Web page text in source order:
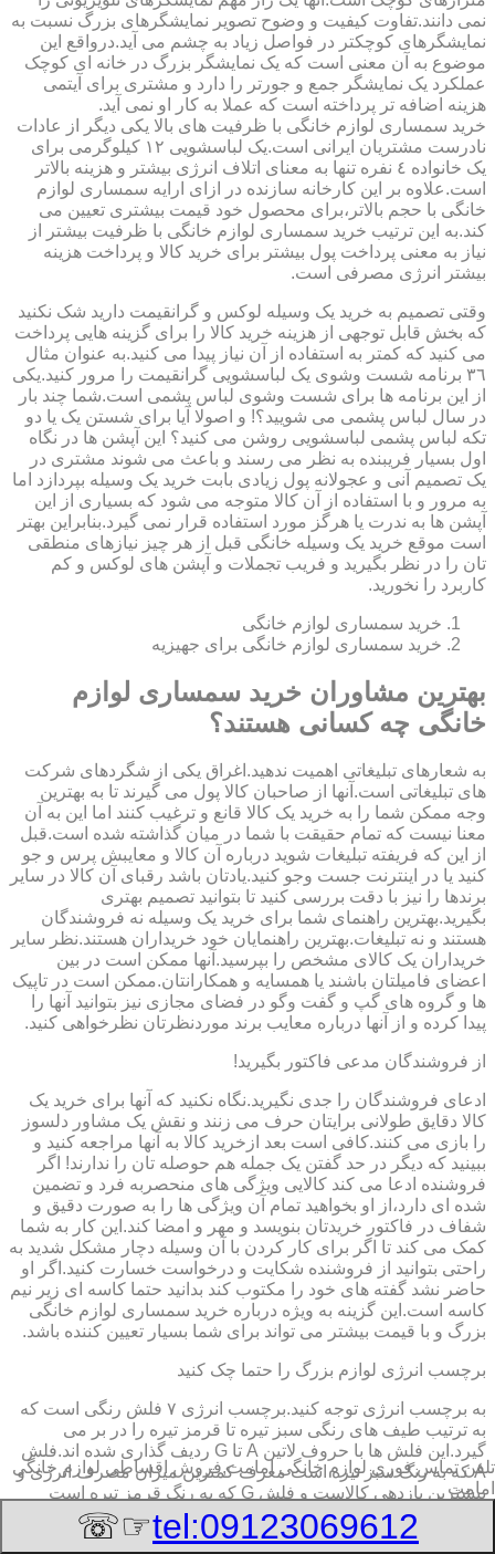
نمی دانند.تفاوت کیفیت و وضوح تصویر نمایشگرهای بزرگ نسبت به
نمایشگرهای کوچکتر در فواصل زیاد به چشم می آید.درواقع این
موضوع به آن معنی است که یک نمایشگر بزرگ در خانه ای کوچک
عملکرد یک نمایشگر جمع و جورتر را دارد و مشتری برای آیتمی
هزینه اضافه تر پرداخته است که عملا به کار او نمی آید.
خرید سمساری لوازم خانگی با ظرفیت های بالا یکی دیگر از عادات
نادرست مشتریان ایرانی است.یک لباسشویی ١٢ کیلوگرمی برای
یک خانواده ٤ نفره تنها به معنای اتلاف انرژی بیشتر و هزینه بالاتر
است.علاوه بر این کارخانه سازنده در ازای ارایه سمساری لوازم
خانگی با حجم بالاتر،برای محصول خود قیمت بیشتری تعیین می
کند.به این ترتیب خرید سمساری لوازم خانگی با ظرفیت بیشتر از
نیاز به معنی پرداخت پول بیشتر برای خرید کالا و پرداخت هزینه
بیشتر انرژی مصرفی است.
وقتی تصمیم به خرید یک وسیله لوکس و گرانقیمت دارید شک نکنید
که بخش قابل توجهی از هزینه خرید کالا را برای گزینه هایی پرداخت
می کنید که کمتر به استفاده از آن نیاز پیدا می کنید.به عنوان مثال
٣٦ برنامه شست وشوی یک لباسشویی گرانقیمت را مرور کنید.یکی
از این برنامه ها برای شست وشوی لباس پشمی است.شما چند بار
در سال لباس پشمی می شویید؟! و اصولا آیا برای شستن یک یا دو
تکه لباس پشمی لباسشویی روشن می کنید؟ این آپشن ها در نگاه
اول بسیار فریبنده به نظر می رسند و باعث می شوند مشتری در
یک تصمیم آنی و عجولانه پول زیادی بابت خرید یک وسیله بپردازد اما
به مرور و با استفاده از آن کالا متوجه می شود که بسیاری از این
آپشن ها به ندرت یا هرگز مورد استفاده قرار نمی گیرد.بنابراین بهتر
است موقع خرید یک وسیله خانگی قبل از هر چیز نیازهای منطقی
تان را در نظر بگیرید و فریب تجملات و آپشن های لوکس و کم
کاربرد را نخورید.
خرید سمساری لوازم خانگی
خرید سمساری لوازم خانگی برای جهیزیه
بهترین مشاوران خرید سمساری لوازم
خانگی چه کسانی هستند؟
به شعارهای تبلیغاتی اهمیت ندهید.اغراق یکی از شگردهای شرکت
های تبلیغاتی است.آنها از صاحبان کالا پول می گیرند تا به بهترین
وجه ممکن شما را به خرید یک کالا قانع و ترغیب کنند اما این به آن
معنا نیست که تمام حقیقت با شما در میان گذاشته شده است.قبل
از این که فریفته تبلیغات شوید درباره آن کالا و معایبش پرس و جو
کنید یا در اینترنت جست وجو کنید.یادتان باشد رقبای آن کالا در سایر
برندها را نیز با دقت بررسی کنید تا بتوانید تصمیم بهتری
بگیرید.بهترین راهنمای شما برای خرید یک وسیله نه فروشندگان
هستند و نه تبلیغات.بهترین راهنمایان خود خریداران هستند.نظر سایر
خریداران یک کالای مشخص را بپرسید.آنها ممکن است در بین
اعضای فامیلتان باشند یا همسایه و همکارانتان.ممکن است در تاپیک
ها و گروه های گپ و گفت وگو در فضای مجازی نیز بتوانید آنها را
پیدا کرده و از آنها درباره معایب برند موردنظرتان نظرخواهی کنید.
از فروشندگان مدعی فاکتور بگیرید!
ادعای فروشندگان را جدی نگیرید.نگاه نکنید که آنها برای خرید یک
کالا دقایق طولانی برایتان حرف می زنند و نقش یک مشاور دلسوز
را بازی می کنند.کافی است بعد ازخرید کالا به آنها مراجعه کنید و
ببینید که دیگر در حد گفتن یک جمله هم حوصله تان را ندارند! اگر
فروشنده ادعا می کند کالایی ویژگی های منحصربه فرد و تضمین
شده ای دارد،از او بخواهید تمام آن ویژگی ها را به صورت دقیق و
شفاف در فاکتور خریدتان بنویسد و مهر و امضا کند.این کار به شما
کمک می کند تا اگر برای کار کردن با آن وسیله دچار مشکل شدید به
راحتی بتوانید از فروشنده شکایت و درخواست خسارت کنید.اگر او
حاضر نشد گفته های خود را مکتوب کند بدانید حتما کاسه ای زیر نیم
کاسه است.این گزینه به ویژه درباره خرید سمساری لوازم خانگی
بزرگ و با قیمت بیشتر می تواند برای شما بسیار تعیین کننده باشد.
برچسب انرژی لوازم بزرگ را حتما چک کنید
به برچسب انرژی توجه کنید.برچسب انرژی ٧ فلش رنگی است که
به ترتیب طیف های رنگی سبز تیره تا قرمز تیره را در بر می
گیرد.این فلش ها با حروف لاتین A تا G ردیف گذاری شده اند.فلش
A که به رنگ سبز تیره است معرف کمترین میزان مصرف انرژی و
بیشترین بازدهی کالاست و فلش G که به رنگ قرمز تیره است
معرف بیشترین میزان مصرف انرژی و کمترین بازدهی است.هرچه
درجه کیفیت مصرف انرژی وسیله به گزینه A نزدیک تر باشد وسیله
تلفن تماس فوری لوازم خانگی امامت,فروش اقساطی لوازم خانگی
امامت
tel:09123069612
☞☏